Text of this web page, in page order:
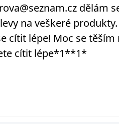
dělám
na veškeré
cítit lépe! Moc se
cítit lépe*1**1*